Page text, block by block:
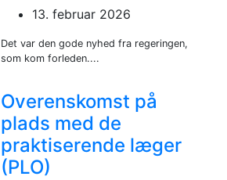
13. februar 2026
Det var den gode nyhed fra regeringen,
som kom forleden....
Overenskomst på
plads med de
praktiserende læger
(PLO)